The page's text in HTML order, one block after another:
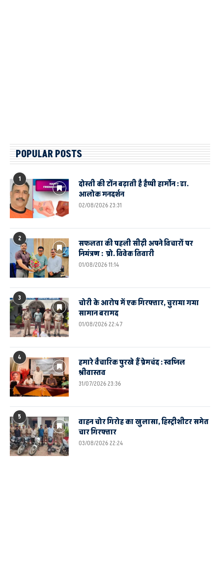
POPULAR POSTS
1
दोस्ती की टोंन बढ़ाती है हैप्पी हार्मोन : डा.
आलोक मनदर्शन
02/08/2026 23:31
2
सफलता की पहली सीढ़ी अपने विचारों पर
नियंत्रण : प्रो. विवेक तिवारी
01/08/2026 11:14
3
चोरी के आरोप में एक गिरफ्तार, चुराया गया
सामान बरामद
01/08/2026 22:47
4
हमारे वैचारिक पुरखे हैं प्रेमचंद : स्वप्निल
श्रीवास्तव
31/07/2026 23:36
5
वाहन चोर गिरोह का खुलासा, हिस्ट्रीशीटर समेत
चार गिरफ्तार
03/08/2026 22:24